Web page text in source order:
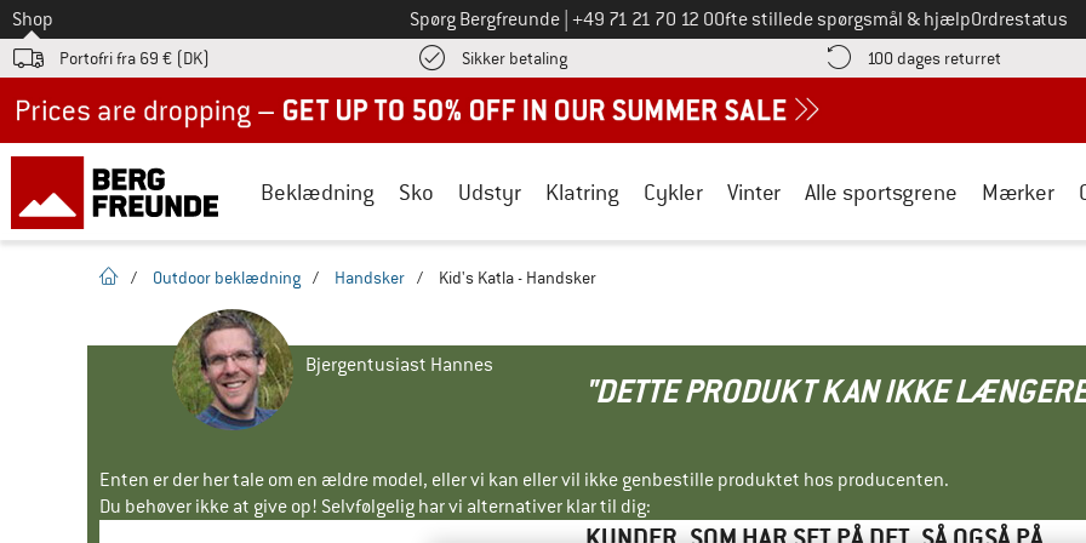
Til
Shop Spørg Bergfreunde Ring til os på
+49 71 21 70 12 0Ofte stillede spørgsmål & hjælpOrdrestatus
Portofri fra 69 € (DK) Sikker betalingFind betalingsoplysningerne her! Åbnes i en infoboks
100 dages returret Gå til
Beklædning Sko Udstyr Klatring Cykler Vinter Alle sportsgrene Mærker
Hjemmeside
/ Outdoor beklædning / Handsker / Kid's Katla - Handsker
Bjergentusiast Hannes
"DETTE PRODUKT KAN IKKE
Enten er der her tale om en ældre model, eller vi kan eller vil ikke genbestille produktet hos producenten.
Du behøver ikke at give op! Selvfølgelig har vi alternativer klar til dig: